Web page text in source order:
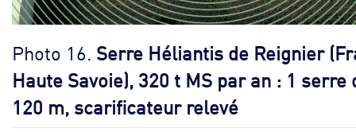
Photo 16. Serre Héliantis de Reignier
Haute Savoie), 320 t MS par an : 1 serre
120 m, scarificateur relevé